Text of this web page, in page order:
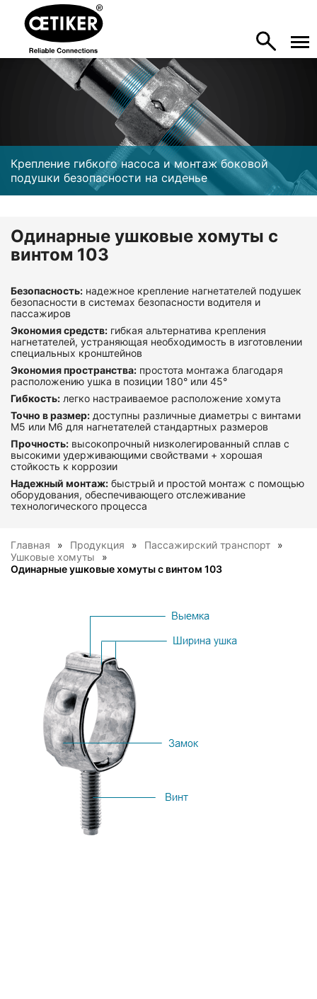
Крепление гибкого насоса и монтаж боковой
подушки безопасности на сиденье
Одинарные ушковые хомуты с
винтом 103
Безопасность: надежное крепление нагнетателей подушек
безопасности в системах безопасности водителя и
пассажиров
Экономия средств: гибкая альтернатива крепления
нагнетателей, устраняющая необходимость в изготовлении
специальных кронштейнов
Экономия пространства: простота монтажа благодаря
расположению ушка в позиции 180° или 45°
Гибкость: легко настраиваемое расположение хомута
Точно в размер: доступны различные диаметры с винтами
M5 или M6 для нагнетателей стандартных размеров
Прочность: высокопрочный низколегированный сплав с
высокими удерживающими свойствами + хорошая
стойкость к коррозии
Надежный монтаж: быстрый и простой монтаж с помощью
оборудования, обеспечивающего отслеживание
технологического процесса
Главная Продукция
Пассажирский транспорт
Ушковые хомуты
Одинарные ушковые хомуты с винтом 103